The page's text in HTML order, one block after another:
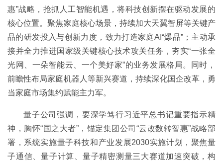
惠”战略，抢抓人工智能机遇，将科技创新摆在驱动发展的
核心位置。聚焦家庭核心场景，持续加大天翼智屏等关键产
品的研发投入与创新力度，致力打造家庭AI“爆品”；主动承
接并全力推进国家级关键核心技术攻关任务，夯实“一张全
光网、一朵智能云、一个美好家”的业务发展格局。同时，
前瞻性布局家庭机器人等新兴赛道，持续深化国企改革，勇
当家庭市场集约赋能主力军。
量子公司强调，要深学笃行习近平总书记重要指示精
神，胸怀“国之大者”，锚定集团公司“云改数转智惠”战略部
署，系统实施量子科技和产业发展2030实施计划，聚焦量
子通信、量子计算、量子精密测量三大赛道加速突破，构